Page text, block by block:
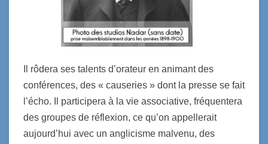
Il rôdera ses talents d’orateur en animant des
conférences, des « causeries » dont la presse se fait
l’écho. Il participera à la vie associative, fréquentera
des groupes de réflexion, ce qu’on appellerait
aujourd’hui avec un anglicisme malvenu, des